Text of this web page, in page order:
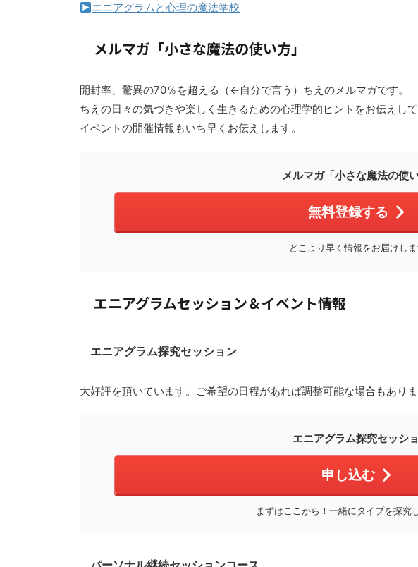
エニアグラムと心理の魔法学校
メルマガ「小さな魔法の使い方」
開封率、驚異の70％を超える（←自分で言う）ちえのメルマガです。
ちえの日々の気づきや楽しく生きるための心理学的ヒントをお伝えして
イベントの開催情報もいち早くお伝えします。
メルマガ「小さな魔法の使い
無料登録する
どこより早く情報をお届けし
エニアグラムセッション＆イベント情報
エニアグラム探究セッション
大好評を頂いています。ご希望の日程があれば調整可能な場合もあり
エニアグラム探究セッシ
申し込む
まずはここから！一緒にタイプを探究